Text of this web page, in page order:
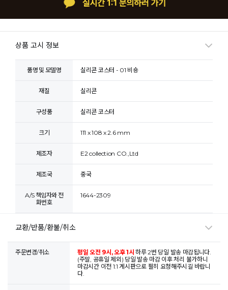
상품 고시 정보
품명 및 모델명 실리콘 코스터 - 01 비숑
재질 실리콘
구성품 실리콘 코스터
크기 111 x 108 x 2.6 mm
제조자 E2 collection CO.,Ltd
제조국 중국
A/S 책임자와 전
화번호
1644-2309
교환/반품/환불/취소
주문변경/취소 평일 오전 9시, 오후 1시하루 2번 당일 발송 마감됩니다.
(주말, 공휴일 제외) 당일 발송 마감 이후 처리 불가하니
마감시간 이전 1:1 게시판으로 필히 요청해주시길 바랍니
다.